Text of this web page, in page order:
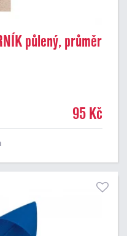
půlený, průměr
95 Kč